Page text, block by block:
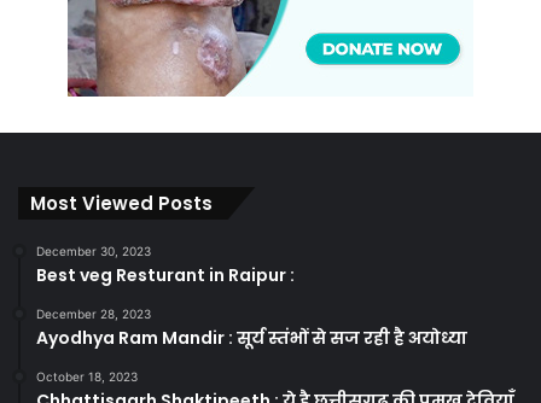
Most Viewed Posts
December 30, 2023
Best veg Resturant in Raipur :
December 28, 2023
Ayodhya Ram Mandir : सूर्य स्तंभों से सज रही है अयोध्या
October 18, 2023